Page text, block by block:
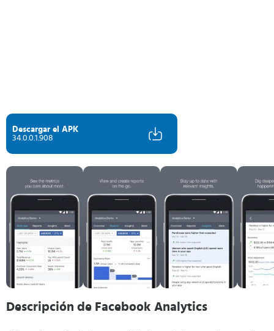
Descargar el APK
34.0.0.1.908
Descripción de Facebook Analytics